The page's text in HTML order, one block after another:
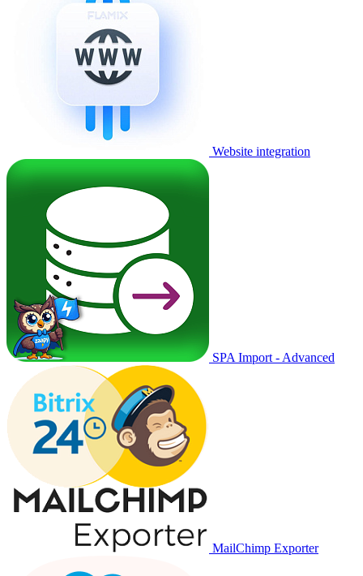
Website integration
SPA Import - Advanced
MailChimp Exporter